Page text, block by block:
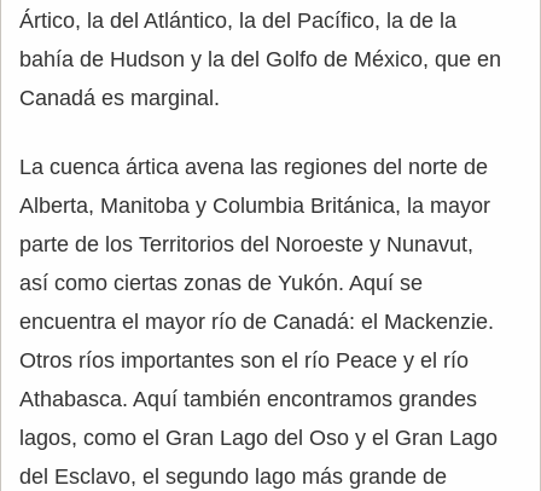
Ártico, la del Atlántico, la del Pacífico, la de la
bahía de Hudson y la del Golfo de México, que en
Canadá es marginal.
La cuenca ártica avena las regiones del norte de
Alberta, Manitoba y Columbia Británica, la mayor
parte de los Territorios del Noroeste y Nunavut,
así como ciertas zonas de Yukón. Aquí se
encuentra el mayor río de Canadá: el Mackenzie.
Otros ríos importantes son el río Peace y el río
Athabasca. Aquí también encontramos grandes
lagos, como el Gran Lago del Oso y el Gran Lago
del Esclavo, el segundo lago más grande de